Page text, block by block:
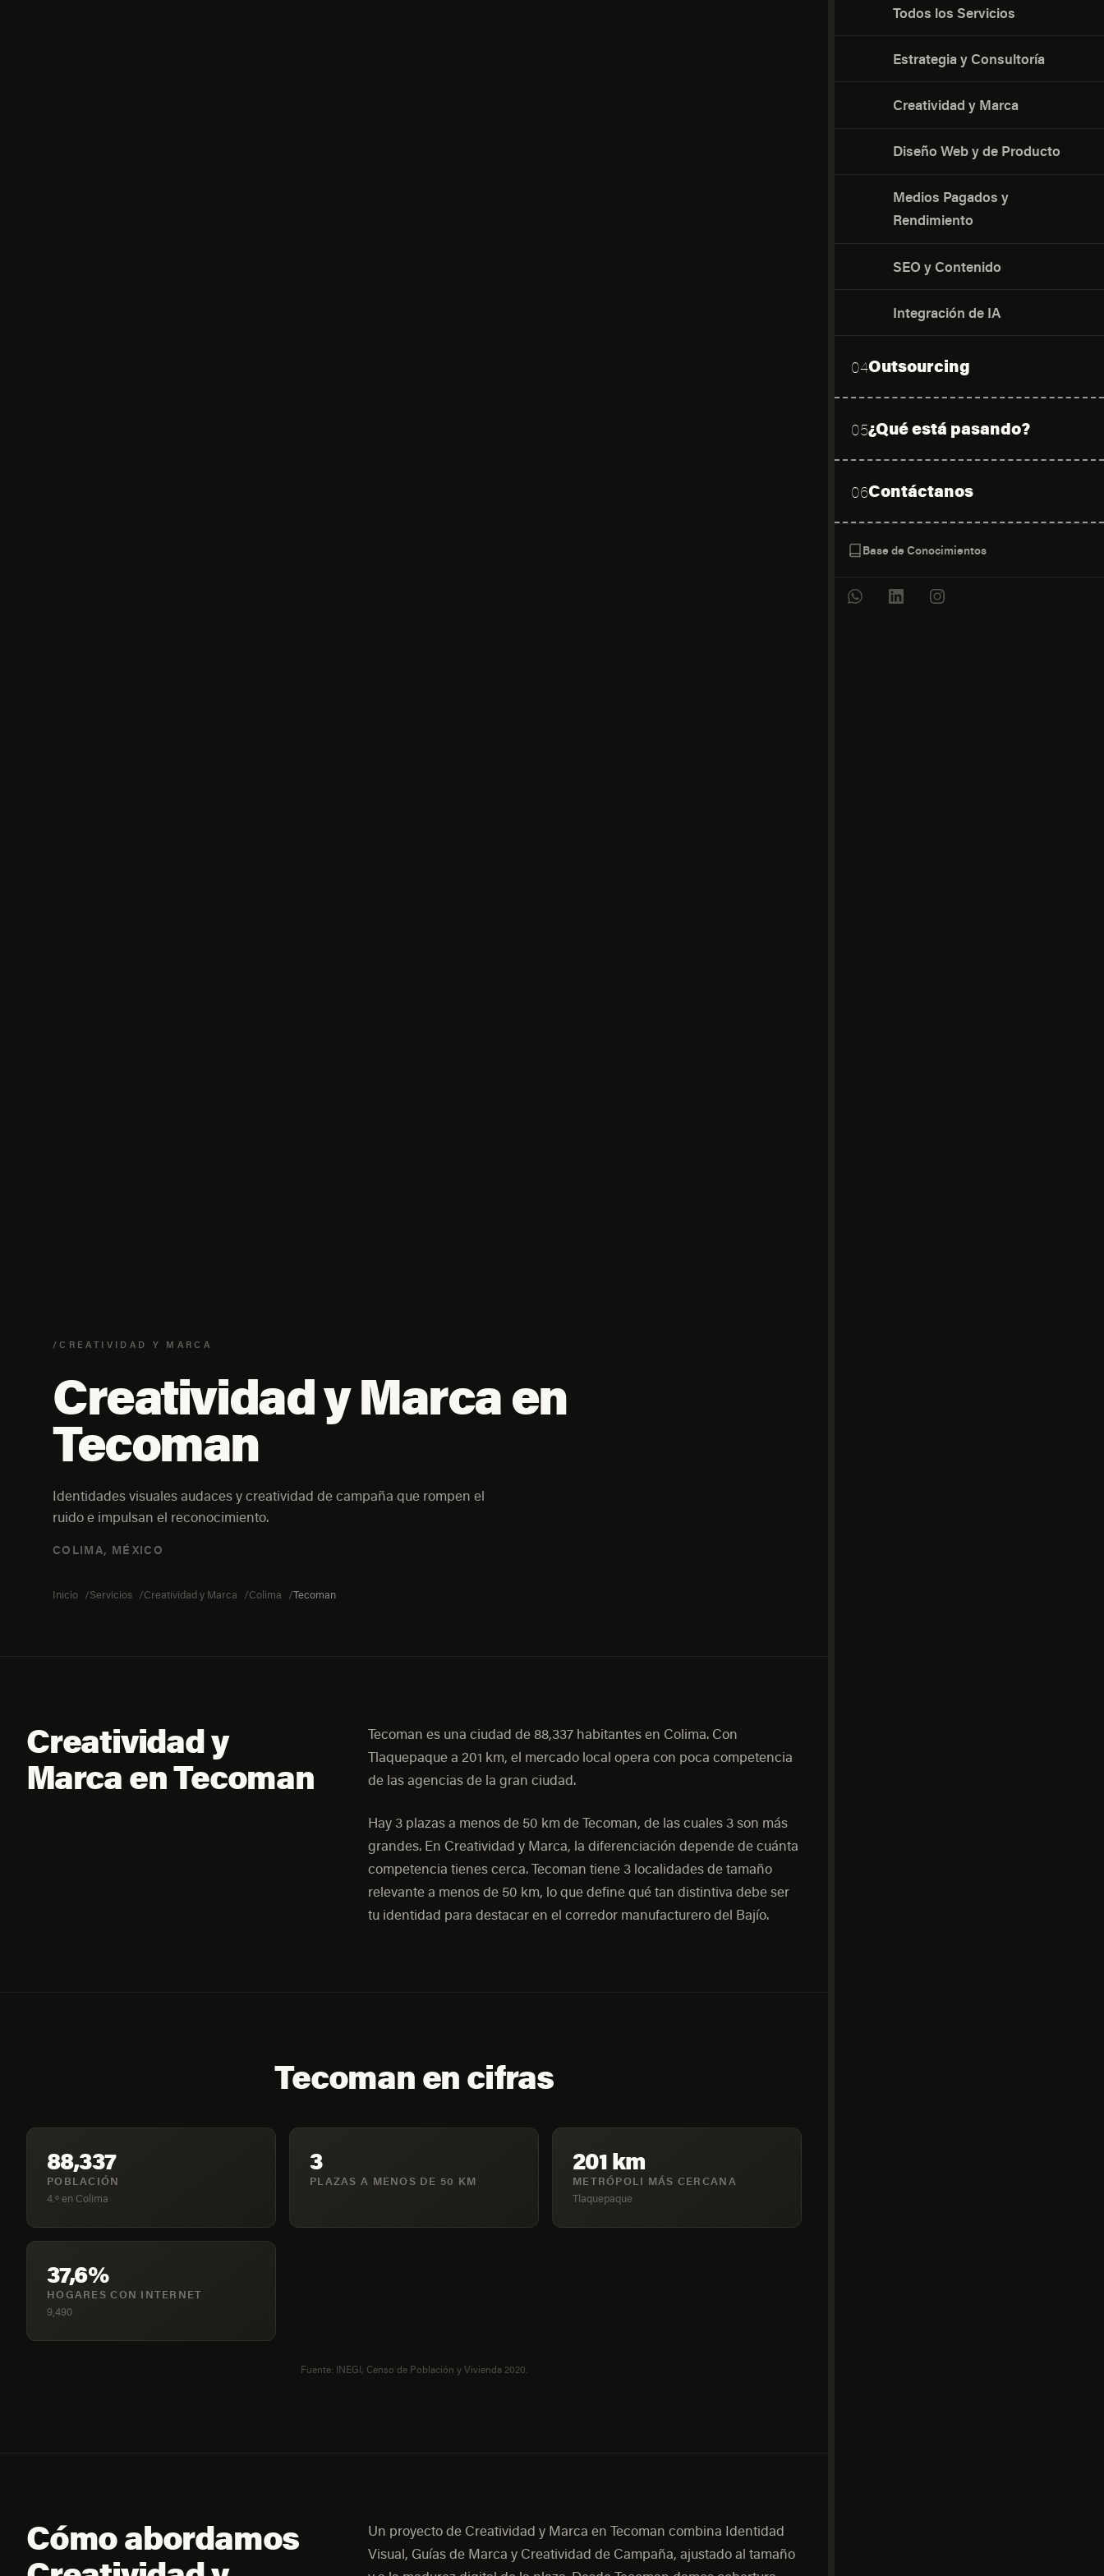
Todos los Servicios
Estrategia y Consultoría
Creatividad y Marca
Diseño Web y de Producto
Medios Pagados y
Rendimiento
SEO y Contenido
Integración de IA
04Outsourcing
05¿Qué está pasando?
06Contáctanos
Base de Conocimientos
/CREATIVIDAD Y MARCA
Creatividad y Marca en
Tecoman
Identidades visuales audaces y creatividad de campaña que rompen el
ruido e impulsan el reconocimiento.
COLIMA, MÉXICO
Inicio Servicios Creatividad y Marca Colima Tecoman
Creatividad y
Marca en Tecoman
Tecoman es una ciudad de 88,337 habitantes en Colima. Con
Tlaquepaque a 201 km, el mercado local opera con poca competencia
de las agencias de la gran ciudad.
Hay 3 plazas a menos de 50 km de Tecoman, de las cuales 3 son más
grandes. En Creatividad y Marca, la diferenciación depende de cuánta
competencia tienes cerca. Tecoman tiene 3 localidades de tamaño
relevante a menos de 50 km, lo que define qué tan distintiva debe ser
tu identidad para destacar en el corredor manufacturero del Bajío.
Tecoman en cifras
88,337
POBLACIÓN
4.º en Colima
3
PLAZAS A MENOS DE 50 KM
201 km
METRÓPOLI MÁS CERCANA
Tlaquepaque
37,6%
HOGARES CON INTERNET
9,490
Fuente: INEGI, Censo de Población y Vivienda 2020.
Cómo abordamos
Un proyecto de Creatividad y Marca en Tecoman combina Identidad
Visual, Guías de Marca y Creatividad de Campaña, ajustado al tamaño